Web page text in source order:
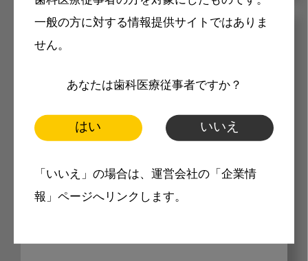
一般の方に対する情報提供サイトではありま
せん。
あなたは歯科医療従事者ですか？
はい いいえ
「いいえ」の場合は、運営会社の「企業情
報」ページへリンクします。
Internet DOに掲載されている
製品価格も閲覧可能